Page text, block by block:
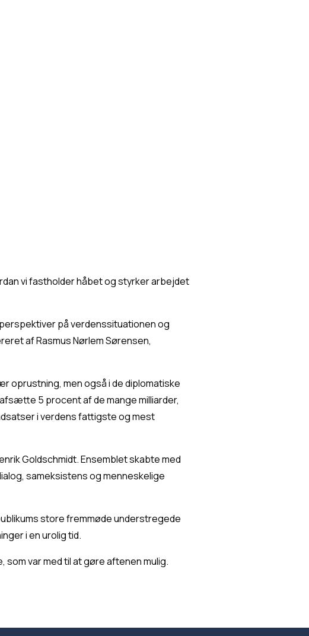
vi fastholder håbet og styrker arbejdet
på verdenssituationen og
af Rasmus Nørlem Sørensen,
oprustning, men også i de diplomatiske
5 procent af de mange milliarder,
i verdens fattigste og mest
Goldschmidt. Ensemblet skabte med
sameksistens og menneskelige
store fremmøde understregede
i en urolig tid.
var med til at gøre aftenen mulig.